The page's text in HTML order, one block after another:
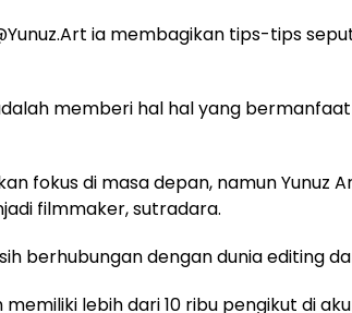
ia membagikan tips-tips
memberi hal hal yang
fokus di masa depan, namun Yunuz
filmmaker, sutradara.
berhubungan dengan dunia editing
memiliki lebih dari 10 ribu pengikut di